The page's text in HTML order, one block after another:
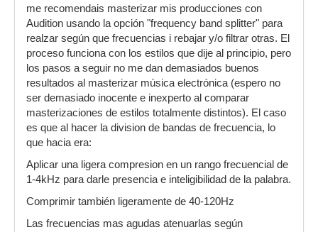
me recomendais masterizar mis producciones con
Audition usando la opción "frequency band splitter" para
realzar según que frecuencias i rebajar y/o filtrar otras. El
proceso funciona con los estilos que dije al principio, pero
los pasos a seguir no me dan demasiados buenos
resultados al masterizar música electrónica (espero no
ser demasiado inocente e inexperto al comparar
masterizaciones de estilos totalmente distintos). El caso
es que al hacer la division de bandas de frecuencia, lo
que hacia era:
Aplicar una ligera compresion en un rango frecuencial de
1-4kHz para darle presencia e inteligibilidad de la palabra.
Comprimir también ligeramente de 40-120Hz
Las frecuencias mas agudas atenuarlas según